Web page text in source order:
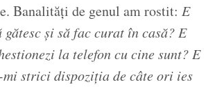
Banalități de genul am rostit: E
gătesc și să fac curat în casă? E
la telefon cu cine sunt? E
mi strici dispoziția de câte ori ies